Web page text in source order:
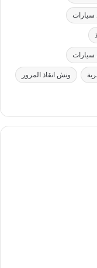
سيارات
سيارات
ونش انقاذ المرور